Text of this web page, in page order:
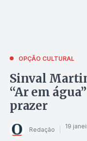
OPÇÃO CULTURAL
Sinval
“Ar em
prazer
Redação 19